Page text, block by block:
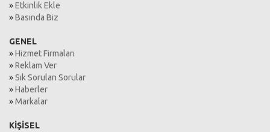
»Etkinlik Ekle
»Basında Biz
GENEL
»Hizmet Firmaları
»Reklam Ver
»Sık Sorulan Sorular
»Haberler
»Markalar
KİŞİSEL